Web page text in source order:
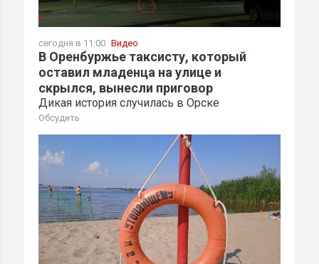
сегодня в 11:00 Видео
В Оренбуржье таксисту, который
оставил младенца на улице и
скрылся, вынесли приговор
Дикая история случилась в Орске
Обсудить